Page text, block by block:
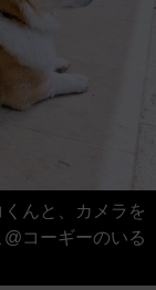
んと、カメラを
コーギーのいる